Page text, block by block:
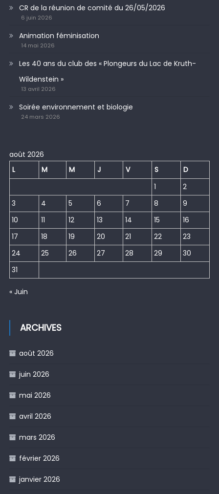
CR de la réunion de comité du 26/05/2026
6 juin 2026
Animation féminisation
14 mai 2026
Les 40 ans du club des « Plongeurs du Lac de Kruth-
Wildenstein »
13 avril 2026
Soirée environnement et biologie
24 mars 2026
août 2026
L
M M J V S
D
1
2
3
4 5 6 7 8
9
10
11 12 13 14 15
16
17
18 19 20 21 22
23
24
25 26 27 28 29
30
31
« Juin
ARCHIVES
août 2026
juin 2026
mai 2026
avril 2026
mars 2026
février 2026
janvier 2026